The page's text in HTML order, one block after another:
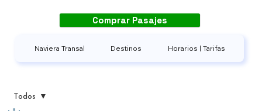
Naviera Transal Destinos Horarios | Tarifas
Comprar Pasajes
Todos